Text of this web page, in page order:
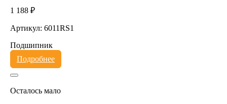
1 188 ₽
Артикул: 6011RS1
Подшипник
Подробнее
Осталось мало